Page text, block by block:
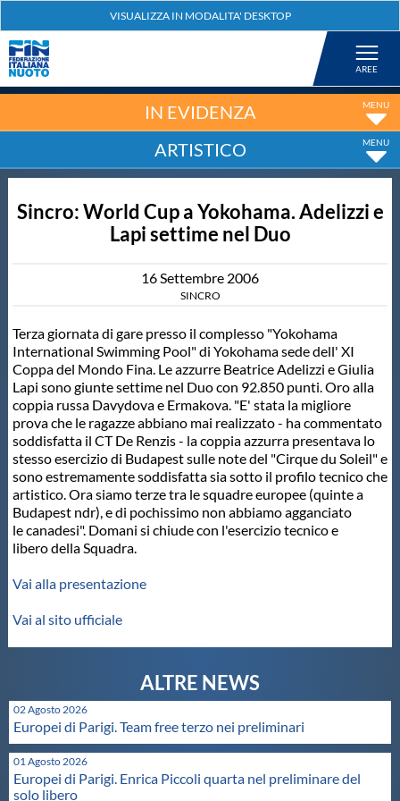
Nuoto
Tuffi
Salvamento
Master
Formazione
GUG
Scuole Nuoto
Propaganda
Centri Federali
Area Legislativa
IN EVIDENZA
ARTISTICO
Sincro: World Cup a Yokohama. Adelizzi e
Lapi settime nel Duo
16Settembre 2006
SINCRO
Terza giornata di gare presso il complesso "Yokohama
International Swimming Pool" di Yokohama sede dell' XI
Coppa del Mondo Fina. Le azzurre Beatrice Adelizzi e Giulia
Lapi sono giunte settime nel Duo con 92.850 punti. Oro alla
coppia russa Davydova e Ermakova. "E' stata la migliore
prova che le ragazze abbiano mai realizzato - ha commentato
soddisfatta il CT De Renzis - la coppia azzurra presentava lo
stesso esercizio di Budapest sulle note del "Cirque du Soleil" e
sono estremamente soddisfatta sia sotto il profilo tecnico che
artistico. Ora siamo terze tra le squadre europee (quinte a
Budapest ndr), e di pochissimo non abbiamo agganciato
le canadesi". Domani si chiude con l'esercizio tecnico e
libero della Squadra.
Vai alla presentazione
Vai al sito ufficiale
02 Agosto 2026
Europei di Parigi. Team free terzo nei preliminari
01 Agosto 2026
Europei di Parigi. Enrica Piccoli quarta nel preliminare del
solo libero